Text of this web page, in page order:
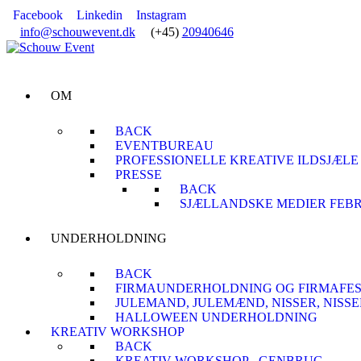
Facebook Linkedin
Instagram
info@schouwevent.dk
(+45) 20940646
OM
BACK
EVENTBUREAU
PROFESSIONELLE KREATIVE ILDSJÆLE
PRESSE
BACK
SJÆLLANDSKE MEDIER
UNDERHOLDNING
BACK
FIRMAUNDERHOLDNING OG
JULEMAND, JULEMÆND, NISSER,
HALLOWEEN UNDERHOLDNING
KREATIV WORKSHOP
BACK